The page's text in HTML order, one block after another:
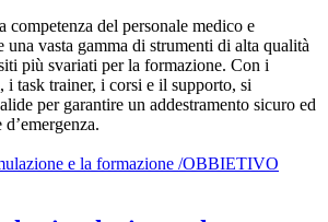
competenza del personale medico e
vasta gamma di strumenti di alta qualità
più svariati per la formazione. Con i
task trainer, i corsi e il supporto, si
per garantire un addestramento sicuro ed